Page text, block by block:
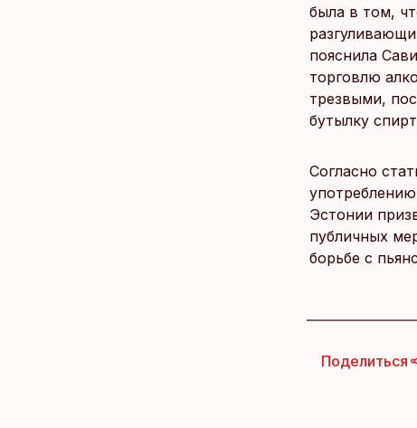
была в том,
пояснила
торговлю
трезвыми,
бутылку
Согласно
Эстонии
публичных
борьбе с
Поделиться